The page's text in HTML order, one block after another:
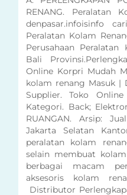
RENANG. Peralatan
denpasar.infoisinfo
Peralatan Kolam
Perusahaan
Bali
Online Korpri Mudah
kolam renang Masuk |
Supplier. Toko
Kategori. Back;
RUANGAN. Arsip:
Jakarta Selatan
peralatan kolam
selain membuat
berbagai macam
aksesoris kolam
Distributor